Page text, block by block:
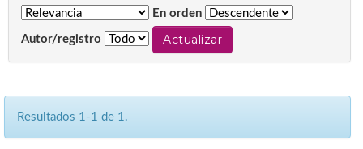
En orden
Autor/registro
Resultados 1-1 de 1.